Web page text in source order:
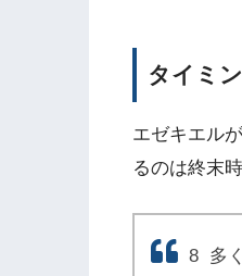
タイミ
エゼキエル
るのは終末
8 多